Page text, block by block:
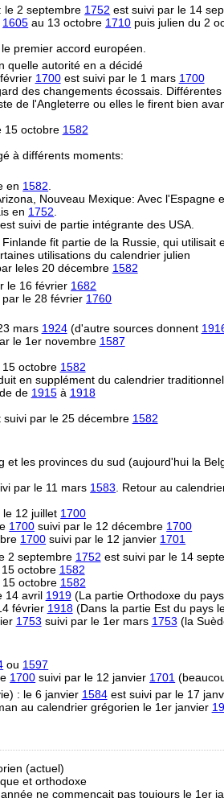
le 2 septembre 1752 est suivi par le 14
1605 au 13 octobre 1710 puis julien du 2
premier accord européen.
quelle autorité en a décidé
1700est suivi par le 1 mars 1700
des changements écossais.
de l'Angleterre ou elles le firent bien
15 octobre 1582
à différents moments:
en 1582.
Nouveau Mexique: Avec l'Espagne
en 1752.
suivi de partie intégrante des USA.
fit partie de la Russie, qui
utilisations du calendrier julien
leles 20 décembre 1582
le 16 février 1682
par le 28 février 1760
mars 1924(d'autre sources donnent
le 1er novembre 1587
octobre 1582
en supplément du calendrier
de 1915à 1918
suivi par le 25 décembre 1582
et les provinces du sud (aujourd'hui la
par le 11 mars 1583. Retour au
le 12 juillet 1700
1700 suivi par le 12 décembre 1700
1700 suivi par le 12 janvier 1701
2 septembre 1752 est suivi par le 14
octobre 1582
octobre 1582
14 avril 1919(La partie Orthodoxe du
février 1918(Dans la partie Est du pays
1753 suivi par le 1er mars 1753 (la
ou 1597
1700 suivi par le 12 janvier 1701
: le 6 janvier 1584est suivi par le 17
au calendrier grégorien le 1er janvier
(actuel)
et orthodoxe
ne commençait pas toujours le 1er